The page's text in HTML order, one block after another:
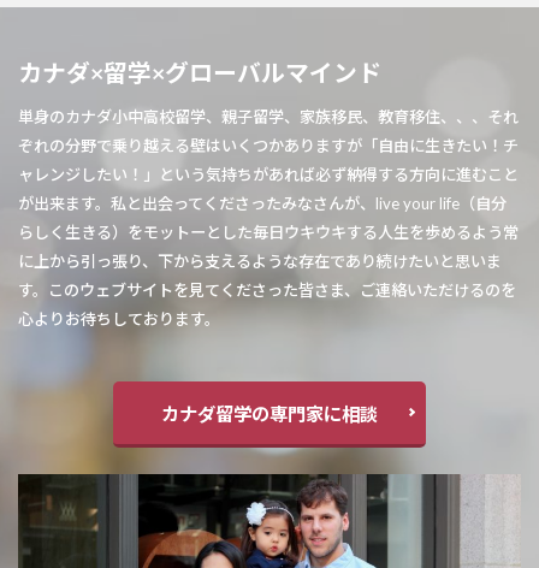
カナダ×留学×グローバルマインド
単身のカナダ小中高校留学、親子留学、家族移民、教育移住、、、それ
ぞれの分野で乗り越える壁はいくつかありますが「自由に生きたい！チ
ャレンジしたい！」という気持ちがあれば必ず納得する方向に進むこと
が出来ます。私と出会ってくださったみなさんが、live your life（自分
らしく生きる）をモットーとした毎日ウキウキする人生を歩めるよう常
に上から引っ張り、下から支えるような存在であり続けたいと思いま
す。このウェブサイトを見てくださった皆さま、ご連絡いただけるのを
心よりお待ちしております。
カナダ留学の専門家に相談